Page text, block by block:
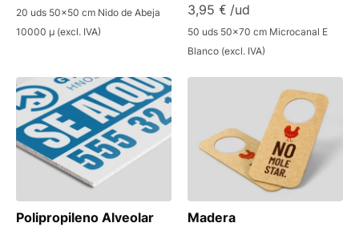
20 uds 50x50 cm Nido de Abeja
10000 µ (excl. IVA)
3,95 € /ud
50 uds 50x70 cm Microcanal E
Blanco (excl. IVA)
Polipropileno Alveolar
Madera